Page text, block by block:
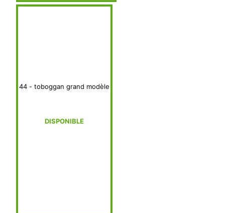
44 - toboggan grand modèle
DISPONIBLE